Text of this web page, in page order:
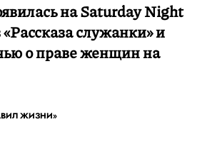
на Saturday Night
служанки» и
о праве женщин на
ЖИЗНИ»